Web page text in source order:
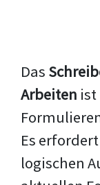
Das
Arbeiten ist
Es
logischen